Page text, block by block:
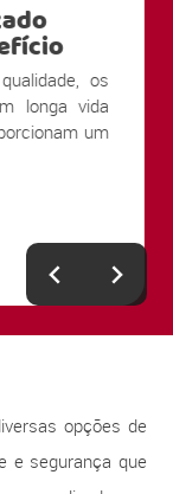
os
longa vida
um
opções de
e segurança que